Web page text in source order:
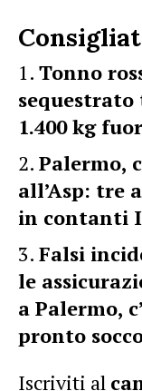
Tonno
1.400 kg
Palermo,
all’Asp: tre
in contanti
Falsi
le
a Palermo,
pronto
Iscriviti al